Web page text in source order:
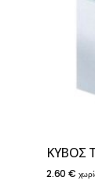
ΚΥΒΟΣ
2.60 €